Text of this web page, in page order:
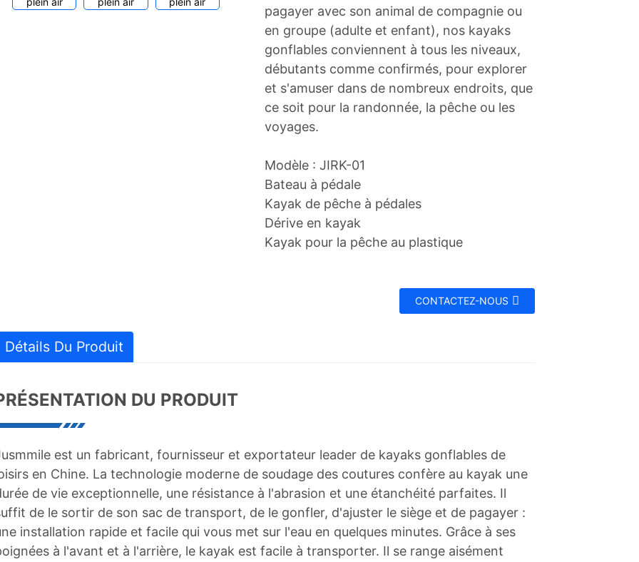
pagayer avec son animal de compagnie ou
en groupe (adulte et enfant), nos kayaks
gonflables conviennent à tous les niveaux,
débutants comme confirmés, pour explorer
et s'amuser dans de nombreux endroits, que
ce soit pour la randonnée, la pêche ou les
voyages.
Modèle : JIRK-01
Bateau à pédale
Kayak de pêche à pédales
Dérive en kayak
Kayak pour la pêche au plastique
CONTACTEZ-NOUS
Détails Du Produit
DU PRODUIT
est un fabricant, fournisseur et exportateur leader de kayaks gonflables de
en Chine. La technologie moderne de soudage des coutures confère au kayak une
de vie exceptionnelle, une résistance à l'abrasion et une étanchéité parfaites. Il
de le sortir de son sac de transport, de le gonfler, d'ajuster le siège et de pagayer :
installation rapide et facile qui vous met sur l'eau en quelques minutes. Grâce à ses
à l'avant et à l'arrière, le kayak est facile à transporter. Il se range aisément